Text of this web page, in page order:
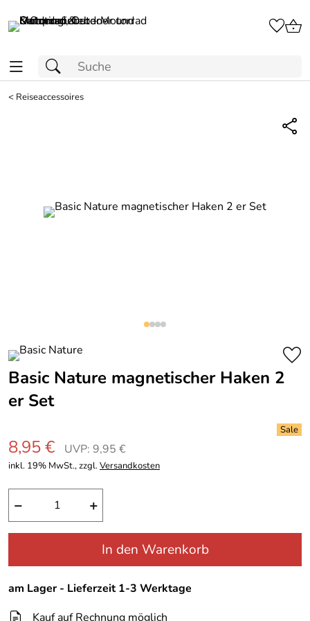
< Reiseaccessoires
Basic Nature magnetischer Haken 2
er Set
8,95 € UVP: 9,95 €
inkl. 19% MwSt., zzgl.Versandkosten
− +
In den Warenkorb
am Lager - Lieferzeit 1-3 Werktage
Kauf auf Rechnung möglich